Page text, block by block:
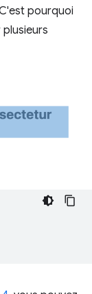
pourquoi